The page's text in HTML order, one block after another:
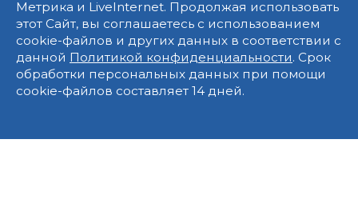
Метрика и LiveInternet. Продолжая использовать
этот Сайт, вы соглашаетесь с использованием
cookie-файлов и других данных в соответствии с
данной Политикой конфиденциальности. Срок
обработки персональных данных при помощи
cookie-файлов составляет 14 дней.